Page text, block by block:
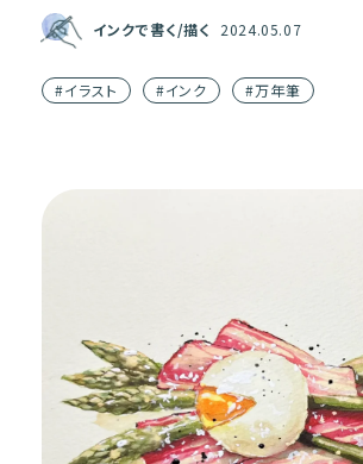
ことを書き記したりする「おでかけスケッチ
方 […]
インクで書く/描く 2024.05.07
#イラスト #インク #万年筆